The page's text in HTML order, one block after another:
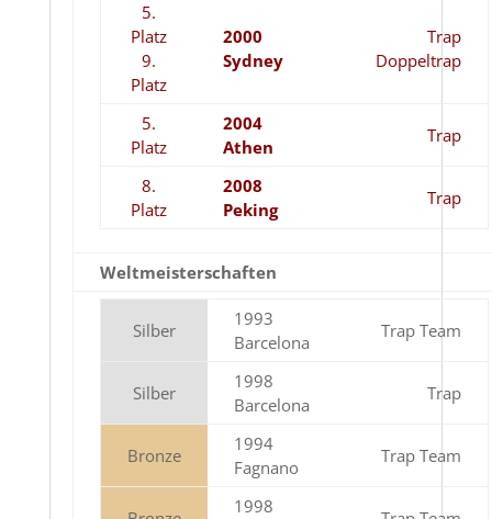
5.
Platz
9.
Platz
2000
Sydney
Trap
Doppeltrap
5.
Platz
2004
Athen
Trap
8.
Platz
2008
Peking
Trap
Weltmeisterschaften
Silber
1993
Barcelona
Trap Team
Silber
1998
Barcelona
Trap
Bronze
1994
Fagnano
Trap Team
1998